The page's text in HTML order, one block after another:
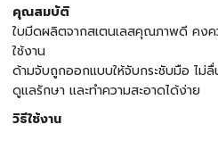
คุณสมบัติ
ใบมีดผลิตจากสเตนเลสคุณภาพดี คงค
ใช้งาน
ด้ามจับถูกออกแบบให้จับกระชับมือ ไม่
ดูแลรักษา และทำความสะอาดได้ง่าย
วิธีใช้งาน